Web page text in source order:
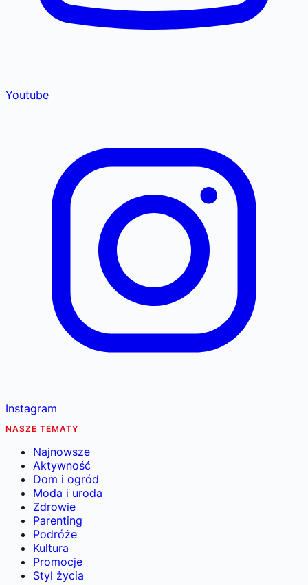
Youtube
Instagram
NASZE TEMATY
Najnowsze
Aktywność
Dom i ogród
Moda i uroda
Zdrowie
Parenting
Podróże
Kultura
Promocje
Styl życia